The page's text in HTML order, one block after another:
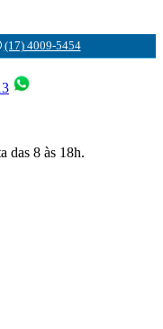
(17) 4009-5454
das 8 às 18h.